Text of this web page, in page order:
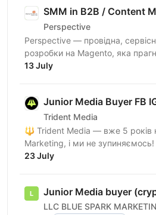
SMM in B2B / Content
Perspective
Perspective — провідна,
розробки на Magento, яка
рішення для наших e-commerce
13 July
Junior Media Buyer FB
Trident Media
🔱 Trident Media — вже 5 років
Marketing, і ми не зупиняємось! Зараз шукаємо
Assistant Media Buyer-а
23 July
Junior Media buyer
LLC BLUE SPARK